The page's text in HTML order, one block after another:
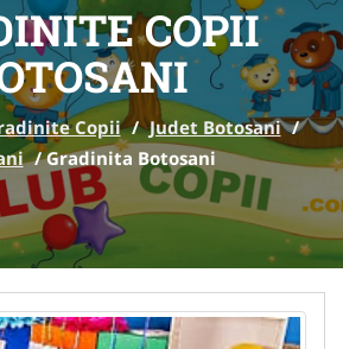
COPII
Copii / Judet Botosani /
/Gradinita Botosani